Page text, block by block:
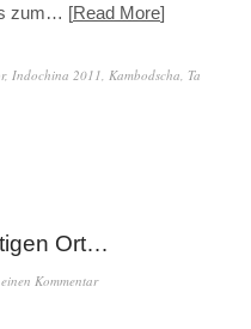
zum…
Read More
, Indochina 2011 Kambodscha Ta
Ort…
Kommentar